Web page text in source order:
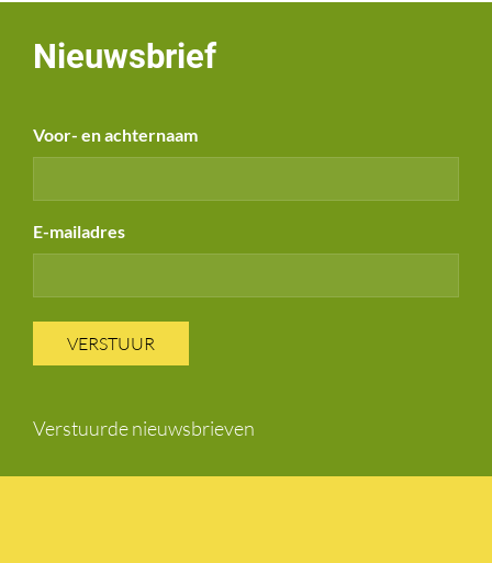
Nieuwsbrief
Voor- en achternaam
E-mailadres
VERSTUUR
Verstuurde nieuwsbrieven